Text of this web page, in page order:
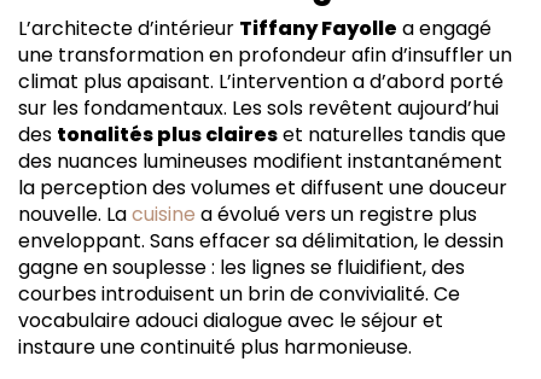
L’architecte d’intérieur Tiffany Fayolle a engagé
une transformation en profondeur afin d’insuffler un
climat plus apaisant. L’intervention a d’abord porté
sur les fondamentaux. Les sols revêtent aujourd’hui
des tonalités plus claireset naturelles tandis que
des nuances lumineuses modifient instantanément
la perception des volumes et diffusent une douceur
nouvelle. Lacuisine a évolué vers un registre plus
enveloppant. Sans effacer sa délimitation, le dessin
gagne en souplesse : les lignes se fluidifient, des
courbes introduisent un brin de convivialité. Ce
vocabulaire adouci dialogue avec le séjour et
instaure une continuité plus harmonieuse.